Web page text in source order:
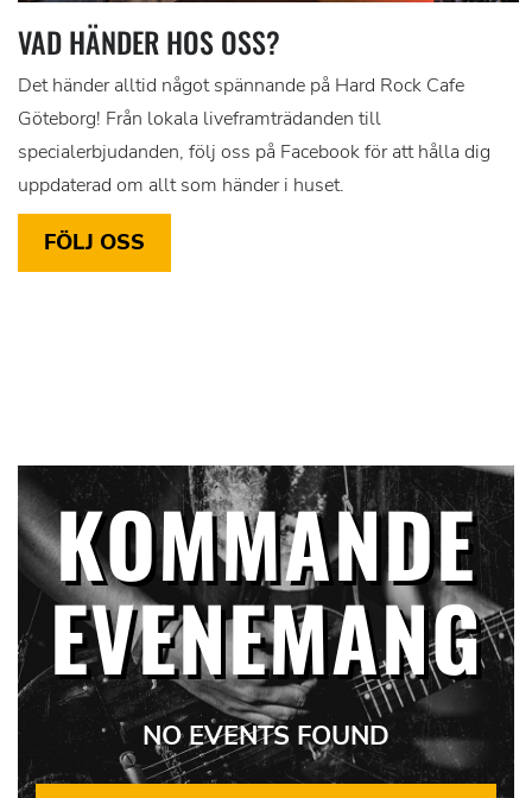
VAD HÄNDER HOS OSS?
Det händer alltid något spännande på Hard Rock Cafe
Göteborg! Från lokala liveframträdanden till
specialerbjudanden, följ oss på Facebook för att hålla dig
uppdaterad om allt som händer i huset.
FÖLJ OSS
KOMMANDE
EVENEMANG
NO EVENTS FOUND